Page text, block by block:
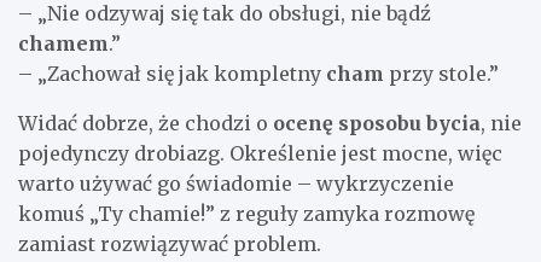
– „Nie odzywaj się tak do obsługi, nie bądź
chamem.”
– „Zachował się jak kompletny cham przy stole.”
Widać dobrze, że chodzi o ocenę sposobu bycia, nie
pojedynczy drobiazg. Określenie jest mocne, więc
warto używać go świadomie – wykrzyczenie
komuś „Ty chamie!” z reguły zamyka rozmowę
zamiast rozwiązywać problem.